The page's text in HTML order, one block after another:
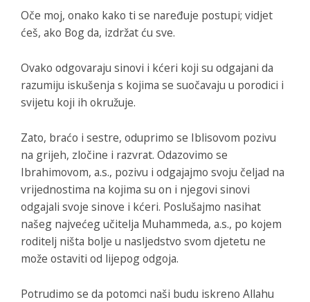
Oče moj, onako kako ti se naređuje postupi; vidjet
ćeš, ako Bog da, izdržat ću sve.
Ovako odgovaraju sinovi i kćeri koji su odgajani da
razumiju iskušenja s kojima se suočavaju u porodici i
svijetu koji ih okružuje.
Zato, braćo i sestre, oduprimo se Iblisovom pozivu
na grijeh, zločine i razvrat. Odazovimo se
Ibrahimovom, a.s., pozivu i odgajajmo svoju čeljad na
vrijednostima na kojima su on i njegovi sinovi
odgajali svoje sinove i kćeri. Poslušajmo nasihat
našeg najvećeg učitelja Muhammeda, a.s., po kojem
roditelj ništa bolje u nasljedstvo svom djetetu ne
može ostaviti od lijepog odgoja.
Potrudimo se da potomci naši budu iskreno Allahu